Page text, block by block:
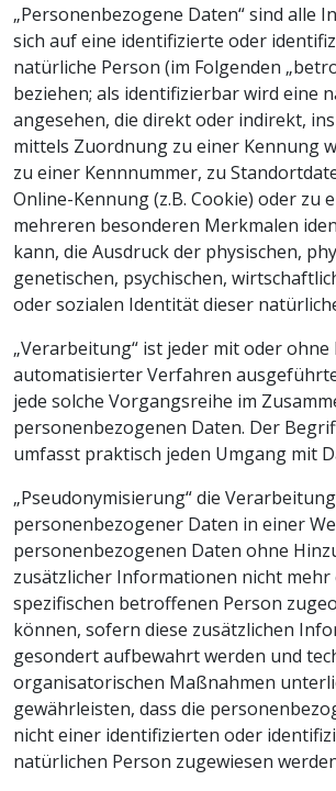
„Personenbezogene Daten“ sind alle
sich auf eine identifizierte oder
natürliche Person (im Folgenden
beziehen; als identifizierbar wird eine
angesehen, die direkt oder indirekt,
mittels Zuordnung zu einer Kennung
zu einer Kennnummer, zu
Online-Kennung (z.B. Cookie) oder zu
mehreren besonderen Merkmalen
kann, die Ausdruck der physischen,
genetischen, psychischen,
oder sozialen Identität dieser
„Verarbeitung“ ist jeder mit oder ohne
automatisierter Verfahren
jede solche Vorgangsreihe im
personenbezogenen Daten. Der
umfasst praktisch jeden Umgang mit
„Pseudonymisierung“ die Verarbeitung
personenbezogener Daten in einer
personenbezogenen Daten ohne
zusätzlicher Informationen nicht mehr
spezifischen betroffenen Person
können, sofern diese zusätzlichen
gesondert aufbewahrt werden und
organisatorischen Maßnahmen
gewährleisten, dass die
nicht einer identifizierten oder
natürlichen Person zugewiesen